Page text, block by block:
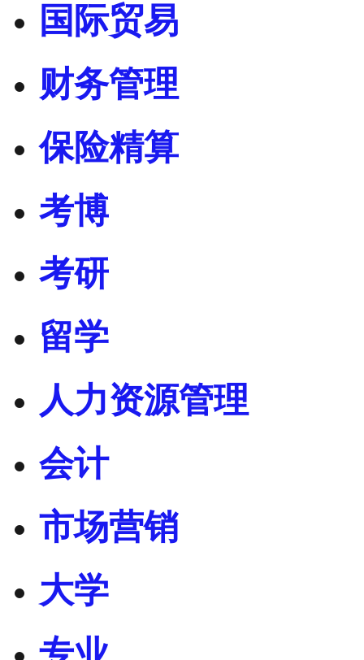
国际贸易
财务管理
保险精算
考博
考研
留学
人力资源管理
会计
市场营销
大学